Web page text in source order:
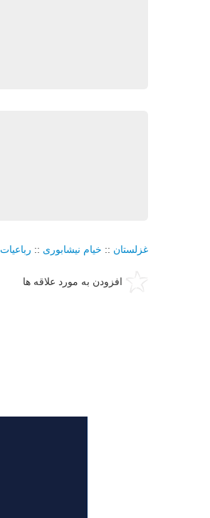
غزلستان :: خیام نیشابوری :: رباعیات
افزودن به مورد علاقه ها